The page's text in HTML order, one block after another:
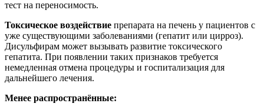
тест на переносимость.
Токсическое воздействие препарата на печень у пациентов с
уже существующими заболеваниями (гепатит или цирроз).
Дисульфирам может вызывать развитие токсического
гепатита. При появлении таких признаков требуется
немедленная отмена процедуры и госпитализация для
дальнейшего лечения.
Менее распространённые: